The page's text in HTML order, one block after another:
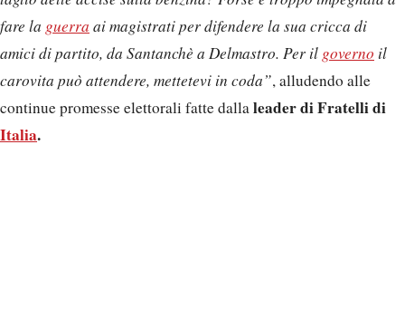
fare la guerra ai magistrati per difendere la sua cricca di
amici di partito, da Santanchè a Delmastro. Per il governo il
carovita può attendere, mettetevi in coda”, alludendo alle
continue promesse elettorali fatte dallaleader di Fratelli di
Italia.